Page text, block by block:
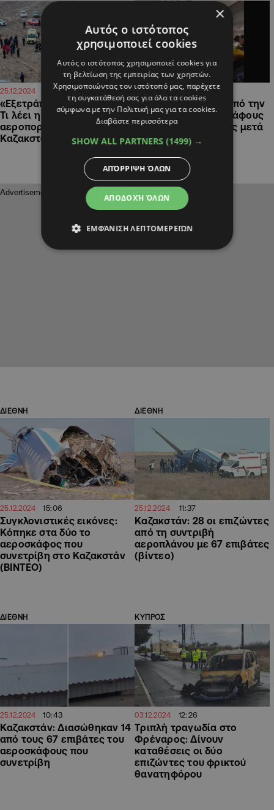
25.12.2024 18:17
«Εξετράπη λόγω ομίχλης»:
Τι λέει η εταιρεία για την
αεροπορική τραγωδία στο
Καζακστάν (ΒΙΝΤΕΟ)
25.12.2024 16:27
Καζακστάν: Βίντεο από την
καμπίνα του αεροσκάφους
λίγο πριν και αμέσως μετά
τη συντριβή
ΔΙΕΘΝΗ
25.12.2024 15:06
Συγκλονιστικές εικόνες:
Κόπηκε στα δύο το
αεροσκάφος που
συνετρίβη στο Καζακστάν
(ΒΙΝΤΕΟ)
ΔΙΕΘΝΗ
25.12.2024 11:37
Καζακστάν: 28 οι επιζώντες
από τη συντριβή
αεροπλάνου με 67 επιβάτες
(βίντεο)
ΔΙΕΘΝΗ
25.12.2024 10:43
Καζακστάν: Διασώθηκαν 14
από τους 67 επιβάτες του
αεροσκάφους που
συνετρίβη
ΚΥΠΡΟΣ
03.12.2024 12:26
Τριπλή τραγωδία στο
Φρέναρος: Δίνουν
καταθέσεις οι δύο
επιζώντες του φρικτού
θανατηφόρου
×
Αυτός ο ιστότοπος
χρησιμοποιεί cookies
Αυτός ο ιστότοπος χρησιμοποιεί cookies για
τη βελτίωση της εμπειρίας των χρηστών.
Χρησιμοποιώντας τον ιστότοπό μας, παρέχετε
τη συγκατάθεσή σας για όλα τα cookies
σύμφωνα με την Πολιτική μας για τα cookies.
Διαβάστε περισσότερα
SHOW ALL PARTNERS (1499) →
ΑΠΟΔΟΧΉ ΌΛΩΝ
ΑΠΌΡΡΙΨΗ ΌΛΩΝ
ΕΜΦΆΝΙΣΗ ΛΕΠΤΟΜΕΡΕΙΏΝ